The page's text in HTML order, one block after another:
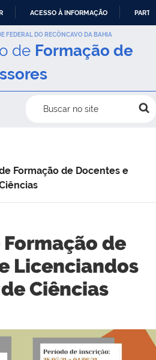
IR
PARA
CONTEÚDO
ACESSO À INFORMAÇÃO
FEDERAL DO RECÔNCAVO DA BAHIA
de Formação de
Buscar no site
Formação de Docentes e
de
Licenciandos
Ciências